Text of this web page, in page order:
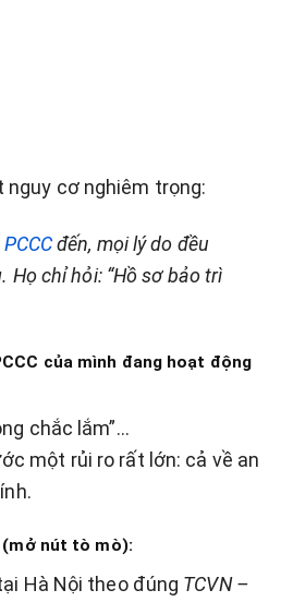
cơ nghiêm trọng:
PCCCđến, mọi lý do đều
Họ chỉ hỏi: “Hồ sơ bảo trì
của mình đang hoạt động
chắc lắm”…
một rủi ro rất lớn: cả về an
(mở nút tò mò):
Hà Nội theo đúng TCVN –